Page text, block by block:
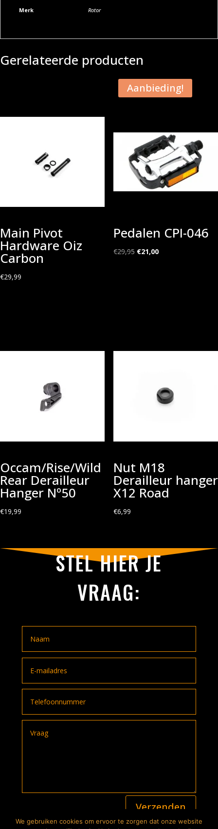
Merk Rotor
Gerelateerde producten
Main Pivot
Hardware Oiz
Carbon
€29,99
Aanbieding!
Pedalen CPI-046
€29,95 Oorspronkelijke
€21,00Huidige
Occam/Rise/Wild
Rear Derailleur
Hanger Nº50
€19,99
Nut M18
Derailleur hanger
X12 Road
€6,99
STEL HIER JE
VRAAG:
Verzenden
t
We gebruiken cookies om ervoor te zorgen dat onze website